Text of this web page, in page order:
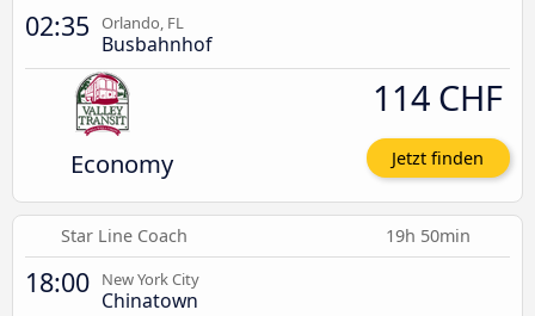
02:35 Orlando, FL
Busbahnhof
Economy
114 CHF
Jetzt finden
Star Line Coach 19h 50min
18:00 New York City
Chinatown